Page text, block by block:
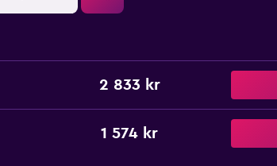
2 833 kr
1 574 kr